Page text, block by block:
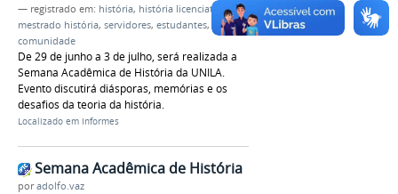
— registrado em: história, história licenciatura,
mestrado história, servidores, estudantes,
comunidade
De 29 de junho a 3 de julho, será realizada a
Semana Acadêmica de História da UNILA.
Evento discutirá diásporas, memórias e os
desafios da teoria da história.
Localizado em Informes
Semana Acadêmica de História
poradolfo.vaz